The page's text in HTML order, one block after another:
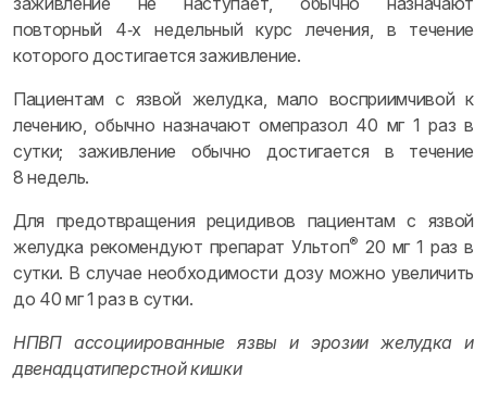
повторный 4‑х недельный курс лечения, в течение
которого достигается заживление.
Пациентам с язвой желудка, мало восприимчивой к
лечению, обычно назначают омепразол 40 мг 1 раз в
сутки; заживление обычно достигается в течение
8 недель.
Для предотвращения рецидивов пациентам с язвой
желудка рекомендуют препарат Ультоп® 20 мг 1 раз в
сутки. В случае необходимости дозу можно увеличить
до 40 мг 1 раз в сутки.
НПВП ассоциированные язвы и эрозии желудка и
двенадцатиперстной кишки